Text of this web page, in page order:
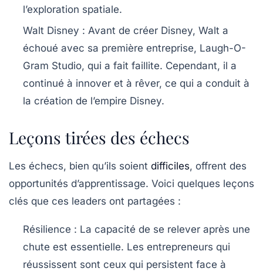
l’exploration spatiale.
Walt Disney : Avant de créer Disney, Walt a
échoué avec sa première entreprise, Laugh-O-
Gram Studio, qui a fait faillite. Cependant, il a
continué à innover et à rêver, ce qui a conduit à
la création de l’empire Disney.
Leçons tirées des échecs
Les échecs, bien qu’ils soient difficiles, offrent des
opportunités d’apprentissage. Voici quelques leçons
clés que ces leaders ont partagées :
Résilience : La capacité de se relever après une
chute est essentielle. Les entrepreneurs qui
réussissent sont ceux qui persistent face à